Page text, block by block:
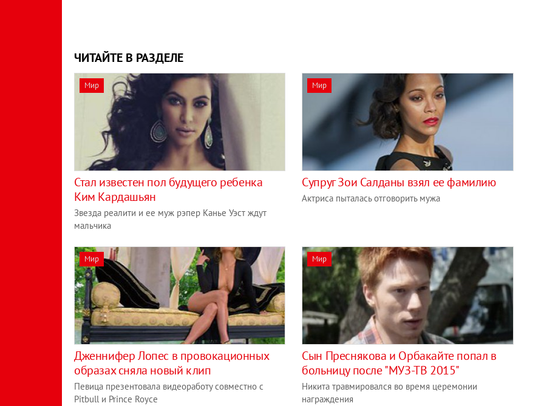
ЧИТАЙТЕ В РАЗДЕЛЕ
Мир
Стал известен пол будущего ребенка
Ким Кардашьян
Звезда реалити и ее муж рэпер Канье Уэст ждут
мальчика
Мир
Супруг Зои Салданы взял ее фамилию
Актриса пыталась отговорить мужа
Мир
Дженнифер Лопес в провокационных
образах сняла новый клип
Певица презентовала видеоработу совместно с
Pitbull и Prince Royce
Мир
Сын Преснякова и Орбакайте попал в
больницу после "МУЗ-ТВ 2015"
Никита травмировался во время церемонии
награждения